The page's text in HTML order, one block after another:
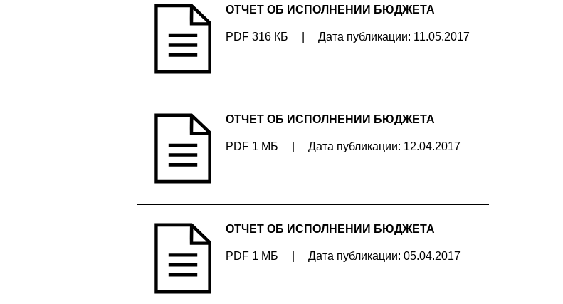
ОТЧЕТ ОБ ИСПОЛНЕНИИ БЮДЖЕТА
PDF 316 КБ Дата публикации: 11.05.2017
ОТЧЕТ ОБ ИСПОЛНЕНИИ БЮДЖЕТА
PDF 1 МБ Дата публикации: 12.04.2017
ОТЧЕТ ОБ ИСПОЛНЕНИИ БЮДЖЕТА
PDF 1 МБ Дата публикации: 05.04.2017